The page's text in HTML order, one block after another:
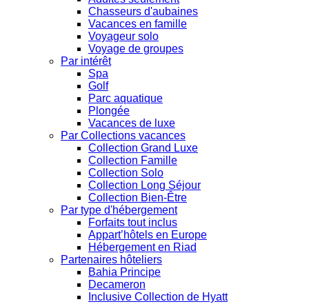
Chasseurs d'aubaines
Vacances en famille
Voyageur solo
Voyage de groupes
Par intérêt
Spa
Golf
Parc aquatique
Plongée
Vacances de luxe
Par Collections vacances
Collection Grand Luxe
Collection Famille
Collection Solo
Collection Long Séjour
Collection Bien-Être
Par type d'hébergement
Forfaits tout inclus
Appart’hôtels en Europe
Hébergement en Riad
Partenaires hôteliers
Bahia Principe
Decameron
Inclusive Collection de Hyatt